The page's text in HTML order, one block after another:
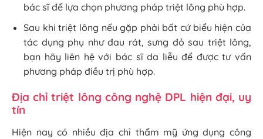
bác sĩ để lựa chọn phương pháp triệt lông phù hợp.
Sau khi triệt lông nếu gặp phải bất cứ biểu hiện của
tác dụng phụ như đau rát, sưng đỏ sau triệt lông,
bạn hãy liên hệ với bác sĩ da liễu để được tư vấn
phương pháp điều trị phù hợp.
Địa chỉ triệt lông công nghệ DPL hiện đại, uy
tín
Hiện nay có nhiều địa chỉ thẩm mỹ ứng dụng công